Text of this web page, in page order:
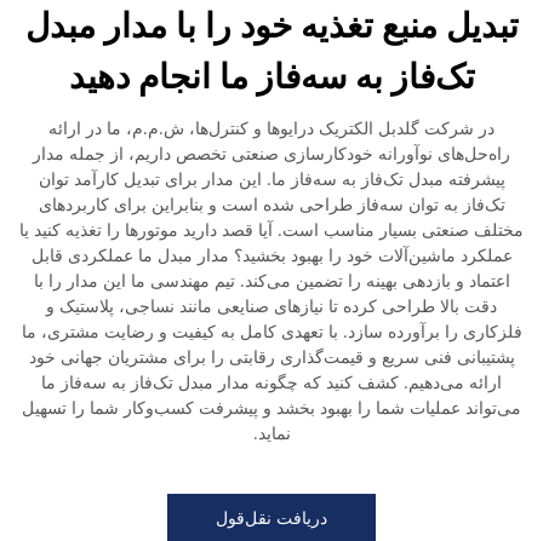
تبدیل منبع تغذیه خود را با مدار مبدل
تک‌فاز به سه‌فاز ما انجام دهید
در شرکت گلدبل الکتریک درایوها و کنترل‌ها، ش.م.م، ما در ارائه
راه‌حل‌های نوآورانه خودکارسازی صنعتی تخصص داریم، از جمله مدار
پیشرفته مبدل تک‌فاز به سه‌فاز ما. این مدار برای تبدیل کارآمد توان
تک‌فاز به توان سه‌فاز طراحی شده است و بنابراین برای کاربردهای
مختلف صنعتی بسیار مناسب است. آیا قصد دارید موتورها را تغذیه کنید یا
عملکرد ماشین‌آلات خود را بهبود بخشید؟ مدار مبدل ما عملکردی قابل
اعتماد و بازدهی بهینه را تضمین می‌کند. تیم مهندسی ما این مدار را با
دقت بالا طراحی کرده تا نیازهای صنایعی مانند نساجی، پلاستیک و
فلزکاری را برآورده سازد. با تعهدی کامل به کیفیت و رضایت مشتری، ما
پشتیبانی فنی سریع و قیمت‌گذاری رقابتی را برای مشتریان جهانی خود
ارائه می‌دهیم. کشف کنید که چگونه مدار مبدل تک‌فاز به سه‌فاز ما
می‌تواند عملیات شما را بهبود بخشد و پیشرفت کسب‌وکار شما را تسهیل
نماید.
دریافت نقل‌قول